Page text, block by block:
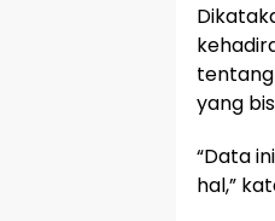
yang
“Data
hal,”